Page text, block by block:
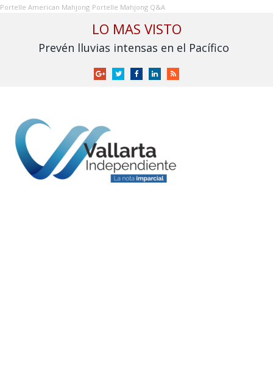
Portelle American Mahjong Portelle Mahjong Q&A
LO MAS VISTO
Prevén lluvias intensas en el Pacífico
GoogleTwitterFacebookLinkedInRSS